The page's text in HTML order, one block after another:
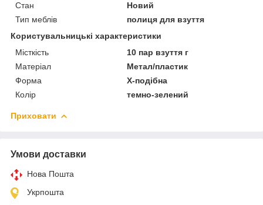
Стан
Новий
Тип меблів
полиця для взуття
Користувальницькі характеристики
Місткість
10 пар взуття г
Матеріал
Метал/пластик
Форма
Х-подібна
Колір
темно-зелений
Приховати
Умови доставки
Нова Пошта
Укрпошта